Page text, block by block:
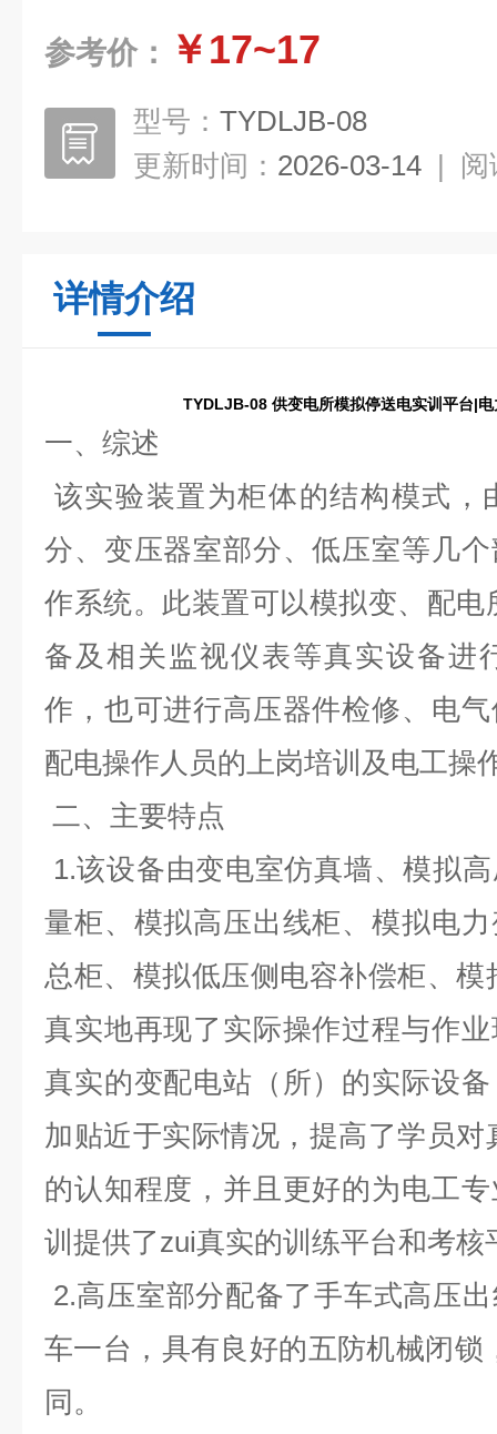
参考价： ￥17~17
型号： TYDLJB-08
更新时间： 2026-03-14 | 阅
详情介绍
TYDLJB-08 供变电所模拟停送电实训平台|
一、综述
该实验装置为柜体的结构模式，
分、变压器室部分、低压室等几
作系统。此装置可以模拟变、配
备及相关监视仪表等真实设备进
作，也可进行高压器件检修、电
配电操作人员的上岗培训及电工操
二、主要特点
1.该设备由变电室仿真墙、模拟
量柜、模拟高压出线柜、模拟电
总柜、模拟低压侧电容补偿柜、
真实地再现了实际操作过程与作
真实的变配电站（所）的实际设
加贴近于实际情况，提高了学员
的认知程度，并且更好的为电工
训提供了zui真实的训练平台和考核
2.高压室部分配备了手车式高压
车一台，具有良好的五防机械闭锁
同。